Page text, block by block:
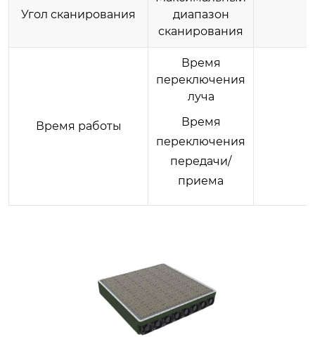
Угол сканирования
диапазон
сканирования
Время работы
Время
переключения
луча
Время
переключения
передачи/
приема